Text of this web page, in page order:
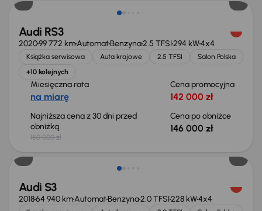
Audi RS3
202099 772 kmAutomatBenzyna2.5 TFSI294 kW4x4
Książka serwisowa Auta krajowe 2.5 TFSI
Salon Polska
+10 kolejnych
Miesięczna rata
na miarę
Cena promocyjna
142 000 zł
Najniższa cena z 30 dni przed
obniżką
150 000 zł
Cena po obniżce
146 000 zł
Świeżo skupione
Audi S3
201864 940 kmAutomatBenzyna2.0 TFSI228 kW4x4